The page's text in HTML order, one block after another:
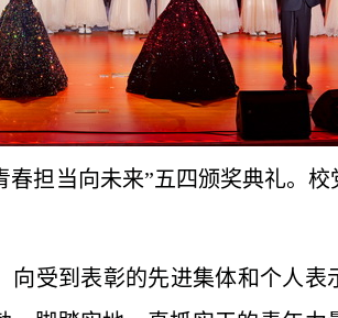
担当向未来”五四颁奖典礼。
受到表彰的先进集体和个人表